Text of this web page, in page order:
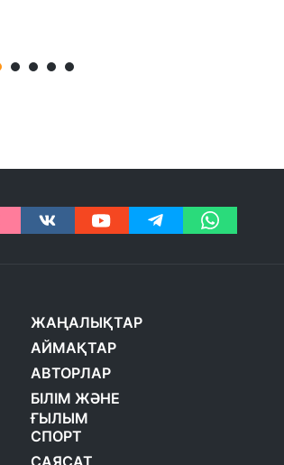
ЖАҢАЛЫҚТАР
АЙМАҚТАР
АВТОРЛАР
БІЛІМ ЖӘНЕ
ҒЫЛЫМ
СПОРТ
САЯСАТ